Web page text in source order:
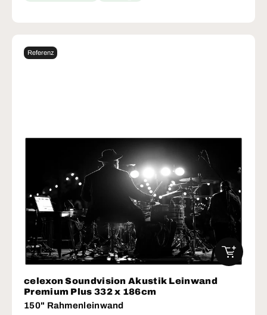
Referenz
celexon Soundvision Akustik Leinwand
Premium Plus 332 x 186cm
150" Rahmenleinwand
IN DEN